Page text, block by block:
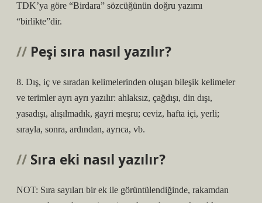
TDK’ya göre “Birdara” sözcüğünün doğru yazımı
“birlikte”dir.
Peşi sıra nasıl yazılır?
8. Dış, iç ve sıradan kelimelerinden oluşan bileşik kelimeler
ve terimler ayrı ayrı yazılır: ahlaksız, çağdışı, din dışı,
yasadışı, alışılmadık, gayri meşru; ceviz, hafta içi, yerli;
sırayla, sonra, ardından, ayrıca, vb.
Sıra eki nasıl yazılır?
NOT: Sıra sayıları bir ek ile görüntülendiğinde, rakamdan